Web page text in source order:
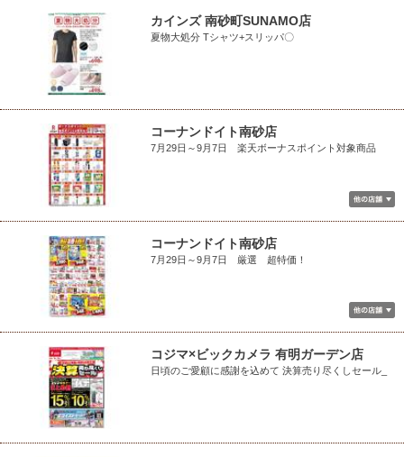
カインズ 南砂町SUNAMO店
夏物大処分 Tシャツ+スリッパ〇
コーナンドイト南砂店
7月29日～9月7日 楽天ボーナスポイント対象商品
コーナンドイト南砂店
7月29日～9月7日 厳選 超特価！
コジマ×ビックカメラ 有明ガーデン店
日頃のご愛顧に感謝を込めて 決算売り尽くしセール_